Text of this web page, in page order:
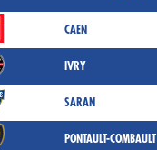
CAEN
IVRY
SARAN
PONTAULT-COMBAULT